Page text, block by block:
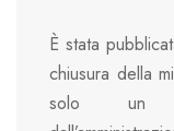
È stata
chiusura della
solo un